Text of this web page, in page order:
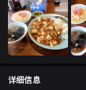
详细信息